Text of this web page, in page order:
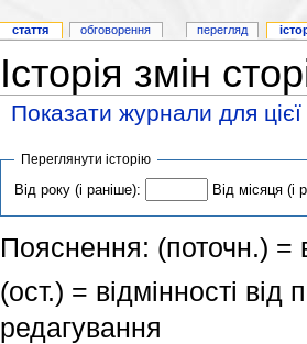
Історія змін
Показати журнали для цієї
Переглянути історію
Від року (і раніше): Від місяця (і
Пояснення: (поточн.) =
(ост.) = відмінності від
редагування
стаття обговорення перегляд